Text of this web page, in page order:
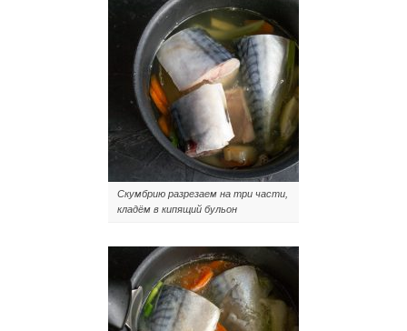
Скумбрию разрезаем на три части,
кладём в кипящий бульон